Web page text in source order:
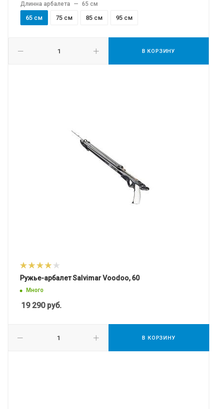
В КОРЗИНУ
Длинна арбалета — 65 см
65 см 75 см 85 см 95 см
Ружье-арбалет Salvimar Voodoo, 60
Много
19 290руб.
В КОРЗИНУ